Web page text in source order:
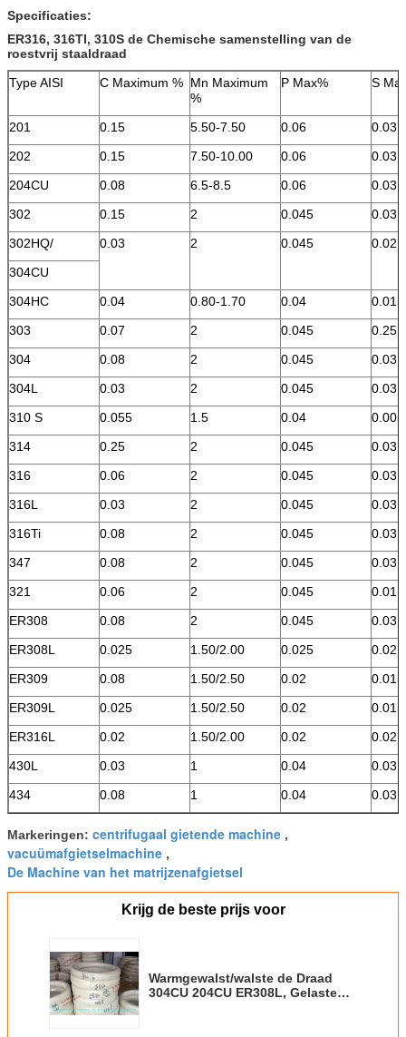
Specificaties:
ER316, 316TI, 310S de Chemische samenstelling van de
roestvrij staaldraad
Type AISI
C Maximum % Mn Maximum
%
P Max% S
201 0.15 5.50-7.50 0.06
0.03
202
0.15 7.50-10.00 0.06
0.03
204CU
0.08 6.5-8.5 0.06
0.03
302
0.15 2 0.045
0.03
302HQ/
0.03 2 0.045
0.02
304CU
304HC
0.04 0.80-1.70 0.04
0.015
303
0.07 2 0.045
0.25
304
0.08 2 0.045
0.03
304L
0.03 2 0.045
0.03
310 S
0.055 1.5 0.04
0.005
314
0.25 2 0.045
0.03
316
0.06 2 0.045
0.03
316L
0.03 2 0.045
0.03
316Ti
0.08 2 0.045
0.03
347
0.08 2 0.045
0.03
321
0.06 2 0.045
0.01
ER308
0.08 2 0.045
0.03
ER308L
0.025 1.50/2.00 0.025
0.02
ER309
0.08 1.50/2.50 0.02
0.015
ER309L
0.025 1.50/2.50 0.02
0.015
ER316L
0.02 1.50/2.00 0.02
0.02
430L
0.03 1 0.04
0.03
434
0.08 1 0.04 0.03
Markeringen: centrifugaal gietende machine ,
vacuümafgietselmachine ,
De Machine van het matrijzenafgietsel
Krijg de beste prijs voor
Warmgewalst/walste de Draad
304CU 204CU ER308L, Gelaste